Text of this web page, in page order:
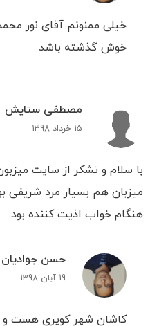
خیلی ممنونم آقای نور
خوش گذشته باشد
مصطفی ستایش
15 خرداد 1398
با سلام و تشکر از سایت
میزبان هم بسیار مرد شریفی
هنگام خواب اذیت کننده بود.
حسن جوادیان
19 آبان 1398
کاشان شهر کویری هست و